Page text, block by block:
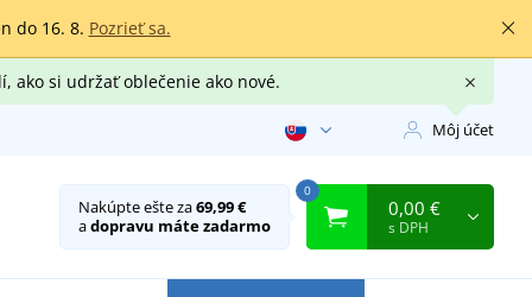
do 16. 8. Pozrieť sa.
ako si udržať oblečenie ako nové.
Môj účet
Nakúpte ešte za69,99 €
adopravu máte zadarmo
0
0,00 €
s DPH